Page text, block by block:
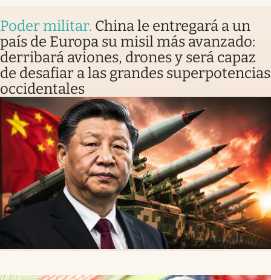
Poder militar. China le entregará a un
país de Europa su misil más avanzado:
derribará aviones, drones y será capaz
de desafiar a las grandes superpotencias
occidentales